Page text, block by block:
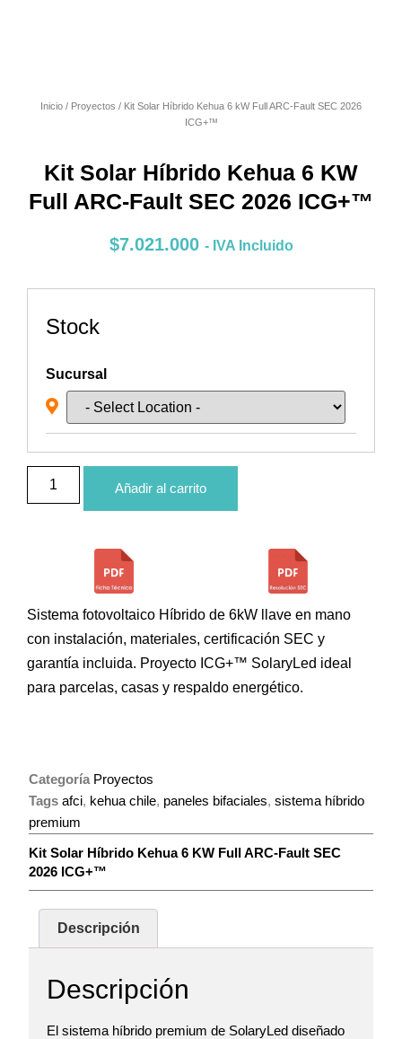
Inicio / Proyectos / Kit Solar Híbrido Kehua 6 kW Full ARC-Fault SEC 2026
ICG+™
Kit Solar Híbrido Kehua 6 KW
Full ARC-Fault SEC 2026 ICG+™
$7.021.000 - IVA Incluido
Stock
Sucursal
Añadir al carrito
Sistema fotovoltaico Híbrido de 6kW llave en mano
con instalación, materiales, certificación SEC y
garantía incluida. Proyecto ICG+™ SolaryLed ideal
para parcelas, casas y respaldo energético.
Categoría Proyectos
Tags afci, kehua chile, paneles bifaciales,sistema híbrido
premium
Kit Solar Híbrido Kehua 6 KW Full ARC-Fault SEC
2026 ICG+™
Descripción
Descripción
El sistema híbrido premium de SolaryLed diseñado